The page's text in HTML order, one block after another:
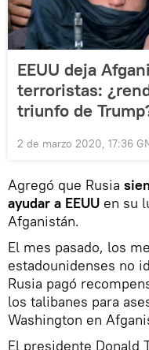
EEUU deja
terroristas:
triunfo de
2 de marzo 2020, 17:36
Agregó que Rusia
ayudar a EEUU en su
Afganistán.
El mes pasado, los
estadounidenses no
Rusia pagó
los talibanes para
Washington en
El presidente Donald